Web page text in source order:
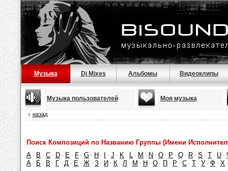
Музыка Dj Mixes Альбомы Видеоклипы
Музыка пользователей Моя музыка
назад
Поиск Композиций по Названию Группы (Имени
A · B · C · D · E · F · G · H · · J · K · L · M · N · O · P · Q · R · S · T · U ·
А · Б · В · Г · Д · Е · Ж · З · И · К · Л · М · Н · О · П · Р · С · Т · У · Ф · Х